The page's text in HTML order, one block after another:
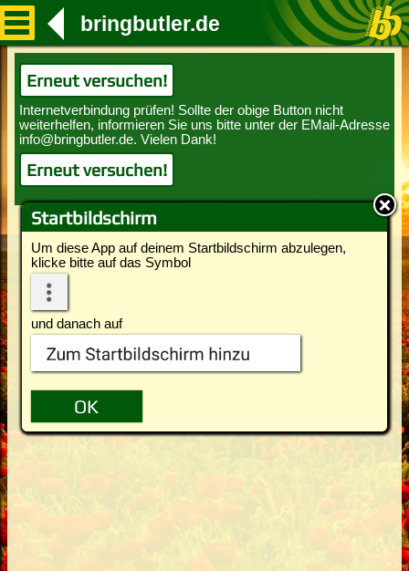
Startbildschirm
Um diese App auf deinem Startbildschirm abzulegen,
klicke bitte auf das Symbol
und danach auf
bringbutler.de
Erneut versuchen!
Erneut versuchen!